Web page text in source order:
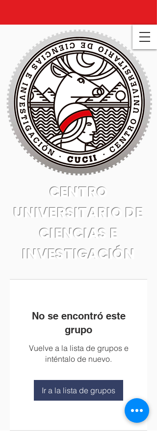
CENTRO
UNIVERSITARIO DE
CIENCIAS E
INVESTIGACIÓN
No se encontró este
grupo
Vuelve a la lista de grupos e
inténtalo de nuevo.
Ir a la lista de grupos